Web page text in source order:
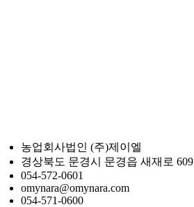
농업회사법인 (주)제이엘
경상북도 문경시 문경읍 새재로 609
054-572-0601
omynara@omynara.com
054-571-0600